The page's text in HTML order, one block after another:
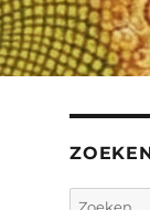
Zoeken